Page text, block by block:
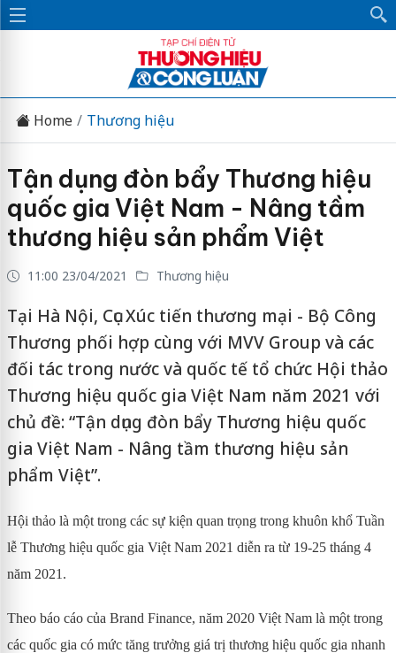
Home Thương hiệu
Tận dụng đòn bẩy Thương hiệu
quốc gia Việt Nam - Nâng tầm
thương hiệu sản phẩm Việt
11:00 23/04/2021 Thương hiệu
Tại Hà Nội, Cục Xúc tiến thương mại - Bộ Công
Thương phối hợp cùng với MVV Group và các
đối tác trong nước và quốc tế tổ chức Hội thảo
Thương hiệu quốc gia Việt Nam năm 2021 với
chủ đề: “Tận dụng đòn bẩy Thương hiệu quốc
gia Việt Nam - Nâng tầm thương hiệu sản
phẩm Việt”.
Hội thảo là một trong các sự kiện quan trọng trong khuôn khổ Tuần
lễ Thương hiệu quốc gia Việt Nam 2021 diễn ra từ 19-25 tháng 4
năm 2021.
Theo báo cáo của Brand Finance, năm 2020 Việt Nam là một trong
các quốc gia có mức tăng trưởng giá trị thương hiệu quốc gia nhanh